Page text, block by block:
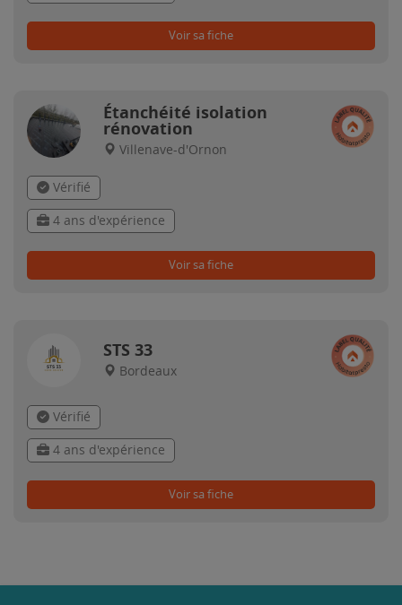
Voir sa fiche
Étanchéité isolation
rénovation
Villenave-d'Ornon
Vérifié
4 ans d'expérience
Voir sa fiche
STS 33
Bordeaux
Vérifié
4 ans d'expérience
Voir sa fiche